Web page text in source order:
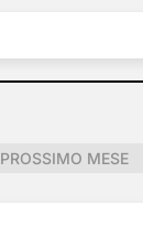
PROSSIMO MESE